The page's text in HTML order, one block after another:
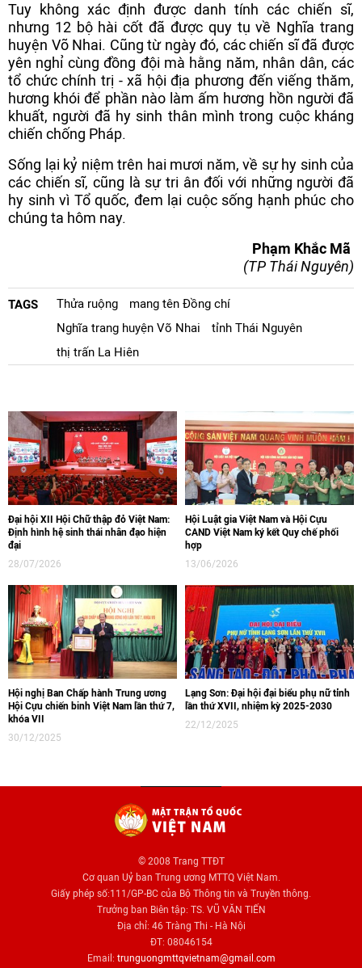
Tuy không xác định được danh tính các chiến sĩ,
nhưng 12 bộ hài cốt đã được quy tụ về Nghĩa trang
huyện Võ Nhai. Cũng từ ngày đó, các chiến sĩ đã được
yên nghỉ cùng đồng đội mà hằng năm, nhân dân, các
tổ chức chính trị - xã hội địa phương đến viếng thăm,
hương khói để phần nào làm ấm hương hồn người đã
khuất, người đã hy sinh thân mình trong cuộc kháng
chiến chống Pháp.
Sống lại kỷ niệm trên hai mươi năm, về sự hy sinh của
các chiến sĩ, cũng là sự tri ân đối với những người đã
hy sinh vì Tổ quốc, đem lại cuộc sống hạnh phúc cho
chúng ta hôm nay.
Phạm Khắc Mã
(TP Thái Nguyên)
TAGS Thửa ruộng
mang tên Đồng chí
Nghĩa trang huyện Võ Nhai
tỉnh Thái Nguyên
thị trấn La Hiên
Đại hội XII Hội Chữ thập đỏ Việt Nam:
Định hình hệ sinh thái nhân đạo hiện
đại
28/07/2026
Hội Luật gia Việt Nam và Hội Cựu
CAND Việt Nam ký kết Quy chế phối
hợp
13/06/2026
Hội nghị Ban Chấp hành Trung ương
Hội Cựu chiến binh Việt Nam lần thứ 7,
khóa VII
30/12/2025
Lạng Sơn: Đại hội đại biểu phụ nữ tỉnh
lần thứ XVII, nhiệm kỳ 2025-2030
22/12/2025
© 2008 Trang TTĐT
Cơ quan Uỷ ban Trung ương MTTQ Việt Nam.
Giấy phép số:111/GP-BC của Bộ Thông tin và Truyền thông.
Trưởng ban Biên tập: TS. VŨ VĂN TIẾN
Địa chỉ: 46 Tràng Thi - Hà Nội
ĐT: 08046154
Email: trunguongmttqvietnam@gmail.com